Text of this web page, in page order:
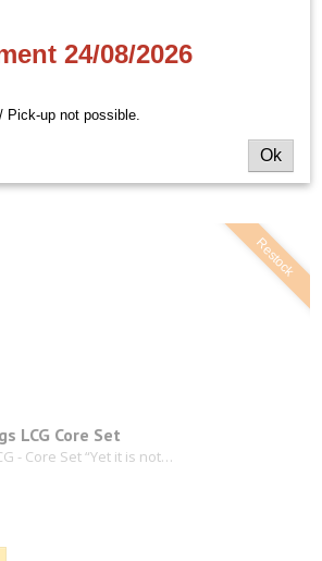
Revised Core Set - EN Sometimes, in…
Restock
LCG Core Set
- Core Set “Yet it is not…
24/08/2026
Pick-up not possible.
Ok